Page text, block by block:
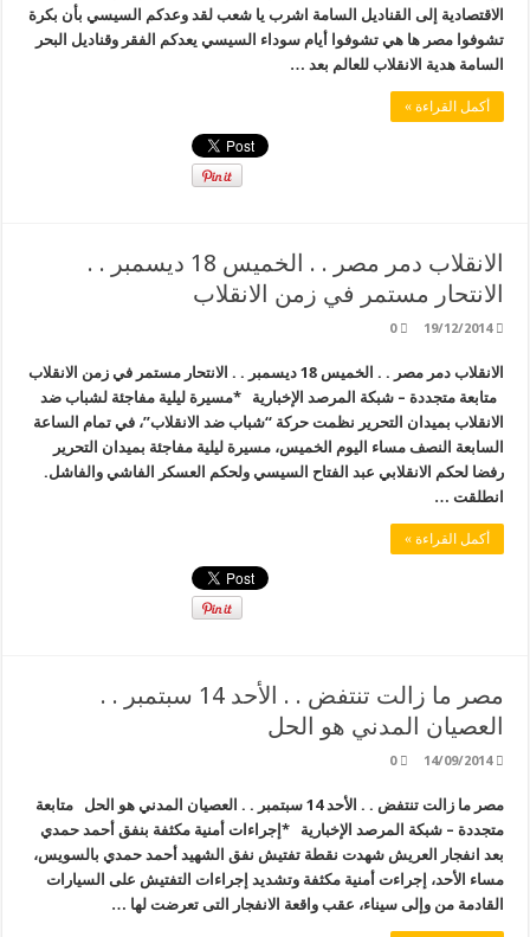
الاقتصادية إلى القناديل السامة اشرب يا شعب لقد وعدكم السيسي بأن بكرة
تشوفوا مصر ها هي تشوفوا أيام سوداء السيسي يعدكم الفقر وقناديل البحر
السامة هدية الانقلاب للعالم بعد …
أكمل القراءة »
الانقلاب دمر مصر . . الخميس 18 ديسمبر . .
الانتحار مستمر في زمن الانقلاب
19/12/2014
0
الانقلاب دمر مصر . . الخميس 18 ديسمبر . . الانتحار مستمر في زمن الانقلاب
متابعة متجددة – شبكة المرصد الإخبارية *مسيرة ليلية مفاجئة لشباب ضد
الانقلاب بميدان التحرير نظمت حركة “شباب ضد الانقلاب”، في تمام الساعة
السابعة النصف مساء اليوم الخميس، مسيرة ليلية مفاجئة بميدان التحرير
رفضا لحكم الانقلابي عبد الفتاح السيسي ولحكم العسكر الفاشي والفاشل.
انطلقت …
أكمل القراءة »
مصر ما زالت تنتفض . . الأحد 14 سبتمبر . .
العصيان المدني هو الحل
14/09/2014
0
مصر ما زالت تنتفض . . الأحد 14 سبتمبر . . العصيان المدني هو الحل متابعة
متجددة – شبكة المرصد الإخبارية *إجراءات أمنية مكثفة بنفق أحمد حمدي
بعد انفجار العريش شهدت نقطة تفتيش نفق الشهيد أحمد حمدي بالسويس،
مساء الأحد، إجراءت أمنية مكثفة وتشديد إجراءات التفتيش على السيارات
القادمة من وإلى سيناء، عقب واقعة الانفجار التى تعرضت لها …